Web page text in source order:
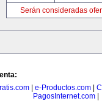
Serán consideradas
e-Productos.com
PagosInternet.com